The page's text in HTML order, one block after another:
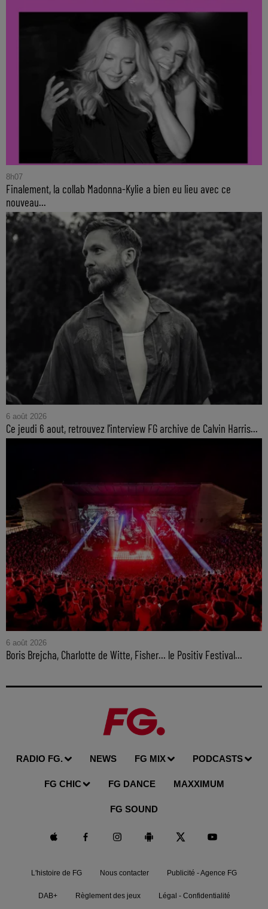
8h07
Finalement, la collab Madonna-Kylie a bien eu lieu avec ce
nouveau...
6 août 2026
Ce jeudi 6 aout, retrouvez l'interview FG archive de Calvin Harris...
6 août 2026
Boris Brejcha, Charlotte de Witte, Fisher… le Positiv Festival...
RADIO FG. NEWS FG MIX PODCASTS
FG CHIC FG DANCE MAXXIMUM
FG SOUND
L'histoire de FG Nous contacter Publicité - Agence FG
DAB+ Règlement des jeux Légal - Confidentialité